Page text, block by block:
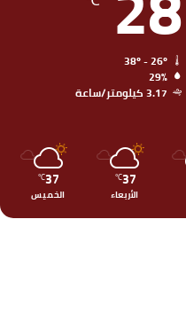
29%
3.17 كيلومتر/ساعة
37
℃
الأربعاء
37
℃
الخميس